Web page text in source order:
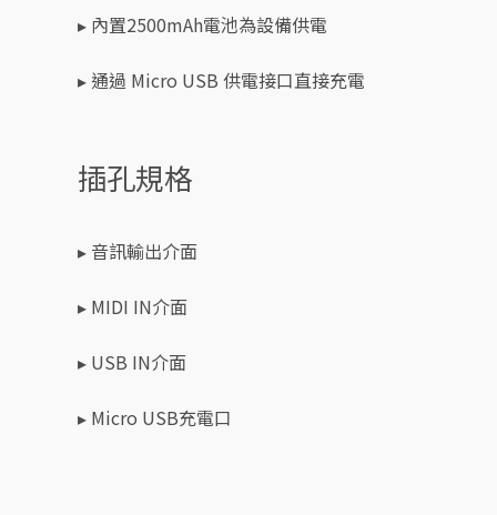
▸ 內置2500mAh電池為設備供電
▸ 通過 Micro USB 供電接口直接充電
插孔規格
▸ 音訊輸出介面
▸ MIDI IN介面
▸ USB IN介面
▸ Micro USB充電口